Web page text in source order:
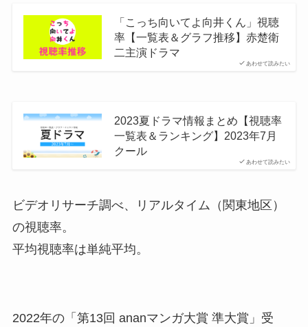
あわせて読みたい
「こっち向いてよ向井くん」視聴
率【一覧表＆グラフ推移】赤楚衛
二主演ドラマ
あわせて読みたい
2023夏ドラマ情報まとめ【視聴率
一覧表＆ランキング】2023年7月
クール
ビデオリサーチ調べ、リアルタイム（関東地区）
の視聴率。
平均視聴率は単純平均。
2022年の「第13回 ananマンガ大賞 準大賞」受